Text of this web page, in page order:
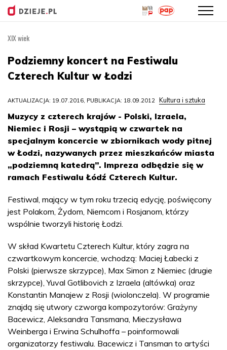
treści
XIX wiek
Podziemny koncert na Festiwalu
Czterech Kultur w Łodzi
AKTUALIZACJA: 19.07.2016, PUBLIKACJA: 18.09.2012 Kultura i sztuka
Muzycy z czterech krajów - Polski, Izraela,
Niemiec i Rosji – wystąpią w czwartek na
specjalnym koncercie w zbiornikach wody pitnej
w Łodzi, nazywanych przez mieszkańców miasta
„podziemną katedrą”. Impreza odbędzie się w
ramach Festiwalu Łódź Czterech Kultur.
Festiwal, mający w tym roku trzecią edycję, poświęcony
jest Polakom, Żydom, Niemcom i Rosjanom, którzy
wspólnie tworzyli historię Łodzi.
W skład Kwartetu Czterech Kultur, który zagra na
czwartkowym koncercie, wchodzą: Maciej Łabecki z
Polski (pierwsze skrzypce), Max Simon z Niemiec (drugie
skrzypce), Yuval Gotlibovich z Izraela (altówka) oraz
Konstantin Manajew z Rosji (wiolonczela). W programie
znajdą się utwory czworga kompozytorów: Grażyny
Bacewicz, Aleksandra Tansmana, Mieczysława
Weinberga i Erwina Schulhoffa – poinformowali
organizatorzy festiwalu. Bacewicz i Tansman to artyści